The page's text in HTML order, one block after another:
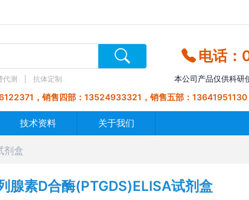
代测 抗体定制
电话
本公司产品仅供科研
，销售四部：13524933321，销售五部：
技术资料 关于我们
剂盒
腺素D合酶(PTGDS)ELISA试剂盒